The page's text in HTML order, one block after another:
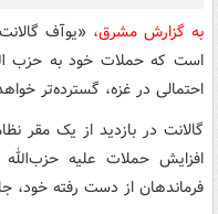
به گزارش مشرق، «یوآف
است که حملات خود به حزب
احتمالی در غزه، گسترده‌تر
گالانت در بازدید از یک مقر
افزایش حملات علیه
فرماندهان از دست رفته خود،